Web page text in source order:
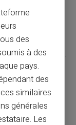
avoir des
familiales.
il risque de ne
entraîner la
il existe un
des
à des
pays.
des
similaires
générales
Les